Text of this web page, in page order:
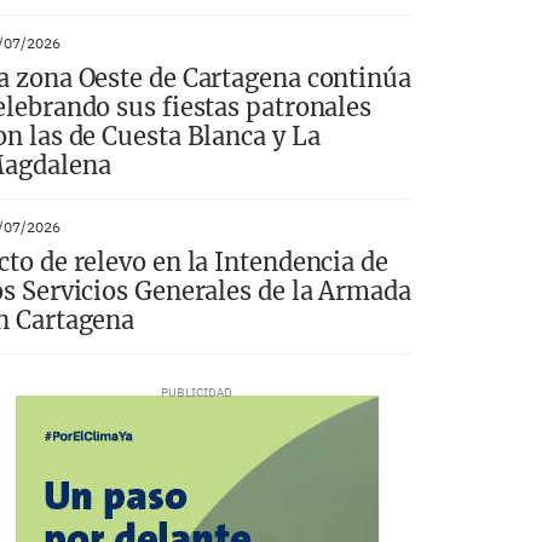
07/2026
zona Oeste de Cartagena continúa
sus fiestas patronales
las de Cuesta Blanca y La
07/2026
de relevo en la Intendencia de
Servicios Generales de la Armada
Cartagena